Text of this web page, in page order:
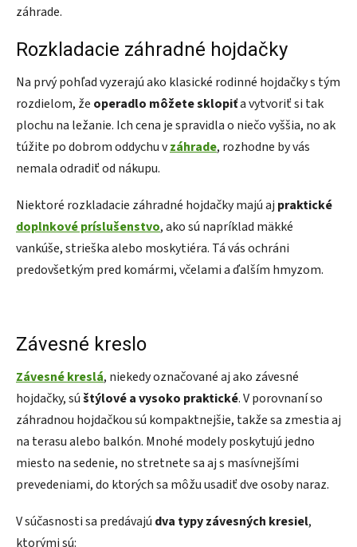
záhrade.
Rozkladacie záhradné hojdačky
Na prvý pohľad vyzerajú ako klasické rodinné hojdačky s tým
rozdielom, že operadlo môžete sklopiťa vytvoriť si tak
plochu na ležanie. Ich cena je spravidla o niečo vyššia, no ak
túžite po dobrom oddychu vzáhrade, rozhodne by vás
nemala odradiť od nákupu.
Niektoré rozkladacie záhradné hojdačky majú aj praktické
doplnkové príslušenstvo, ako sú napríklad mäkké
vankúše, strieška alebo moskytiéra. Tá vás ochráni
predovšetkým pred komármi, včelami a ďalším hmyzom.
Závesné kreslo
Závesné kreslá, niekedy označované aj ako závesné
hojdačky, súštýlové a vysoko praktické. V porovnaní so
záhradnou hojdačkou sú kompaktnejšie, takže sa zmestia aj
na terasu alebo balkón. Mnohé modely poskytujú jedno
miesto na sedenie, no stretnete sa aj s masívnejšími
prevedeniami, do ktorých sa môžu usadiť dve osoby naraz.
V súčasnosti sa predávajú dva typy závesných kresiel,
ktorými sú: